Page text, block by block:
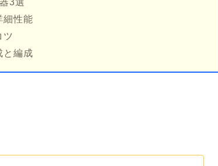
3選
細性能
ツ
と編成